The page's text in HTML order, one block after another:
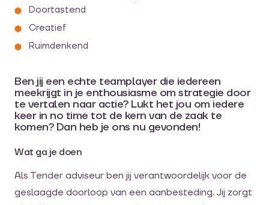
Doortastend
Creatief
Ruimdenkend
Ben jij een echte teamplayer die iedereen
meekrijgt in je enthousiasme om strategie door
te vertalen naar actie? Lukt het jou om iedere
keer in no time tot de kern van de zaak te
komen? Dan heb je ons nu gevonden!
Wat ga je doen
Als Tender adviseur ben jij verantwoordelijk voor de
geslaagde doorloop van een aanbesteding. Jij zorgt